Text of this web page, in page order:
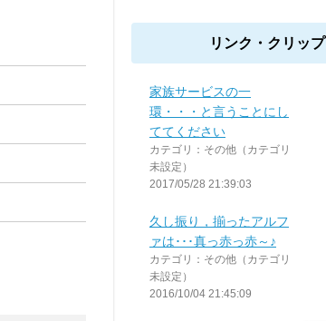
リンク・クリップ
家族サービスの一
環・・・と言うことにし
ててください
カテゴリ：その他（カテゴリ
未設定）
2017/05/28 21:39:03
久し振り，揃ったアルフ
ァは･･･真っ赤っ赤～♪
カテゴリ：その他（カテゴリ
未設定）
2016/10/04 21:45:09